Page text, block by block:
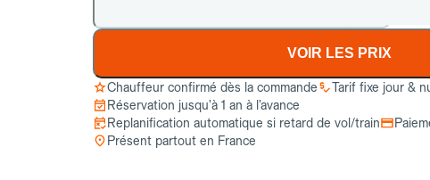
VOIR LES PRIX
Chauffeur confirmé dès la commande
Tarif fixe jour &
Réservation jusqu’à 1 an à l’avance
Replanification automatique si retard de vol/train
Présent partout en France